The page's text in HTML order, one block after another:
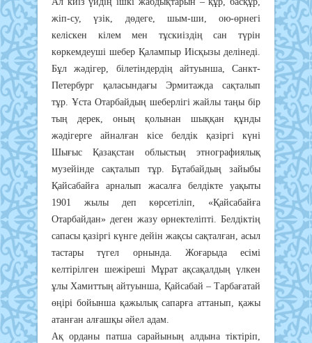
жіп-су, үзік, дөдеге, шым-ши, ою-өрнегі
келіскен кілем мен тұскиіздің сан түрін
көркемдеуші шебер Қалампыр Иісқызы делінеді.
Бұл жәдігер, білетіндердің айтуынша, Санкт-
Петербург қаласындағы Эрмитажда сақталып
тұр. Ұста Отарбайдың шеберлігі жайлы таңы бір
тың дерек, оның қолынан шыққан құнды
жәдігерге айналған кісе белдік қазіргі күні
Шығыс Қазақстан облыстың этнографиялық
музейінде сақталып тұр. Бұтабайдың зайыбы
Қайсабайға арналып жасалға белдікте уақыты
1901 жылы деп көрсетіліп, «Қайсабайға
Отарбайдан» деген жазу өрнектеліпті. Белдіктің
сапасы қазіргі күнге дейін жақсы сақталған, асыл
тастары түгел орнында. Жоғарыда есімі
келтірілген шежіреші Мұрат ақсақалдың үлкен
ұлы Хамиттың айтуынша, Қайсабай – Тарбағатай
өңірі бойынша қажылық сапарға аттанып, қажы
атанған алғашқы әйел адам.
Ақ орданы патша сарайының алдына тіктіріп,